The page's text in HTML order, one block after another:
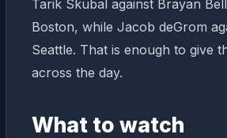
Tarik Skubal against Brayan
Boston, while Jacob deGrom
Seattle. That is enough to give
across the day.
What to watch